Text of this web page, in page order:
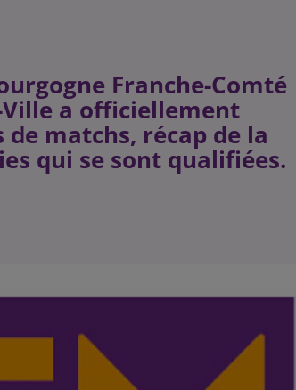
Franche-Comté
Ville a officiellement
matchs, récap de la